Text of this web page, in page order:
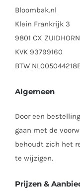
Bloombak.nl
Klein Frankrijk 3
9801 CX ZUIDHORN
KVK 93799160
BTW
Algemeen
Door een
gaan met de
behoudt zich het
te wijzigen.
Prijzen &